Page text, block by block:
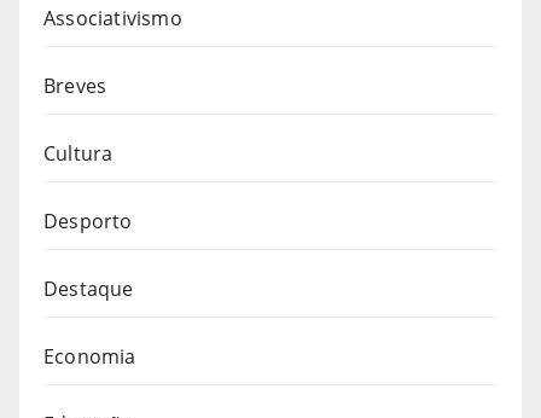
Associativismo
Breves
Cultura
Desporto
Destaque
Economia